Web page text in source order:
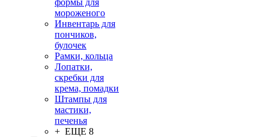
формы для
мороженого
Инвентарь для
пончиков,
булочек
Рамки, кольца
Лопатки,
скребки для
крема, помадки
Штампы для
мастики,
печенья
+ ЕЩЕ 8